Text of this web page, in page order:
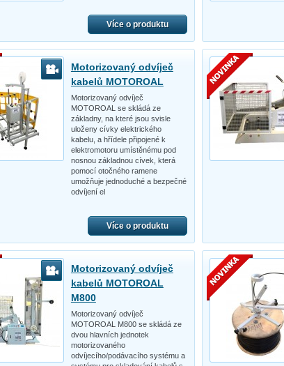
Více o produktu
Motorizovaný odvíječ
kabelů MOTOROAL
Motorizovaný odvíječ
MOTOROAL se skládá ze
základny, na které jsou svisle
uloženy cívky elektrického
kabelu, a hřídele připojené k
elektromotoru umístěnému pod
nosnou základnou cívek, která
pomocí otočného ramene
umožňuje jednoduché a bezpečné
odvíjení el
Více o produktu
Motorizovaný odvíječ
kabelů MOTOROAL
M800
Motorizovaný odvíječ
MOTOROAL M800 se skládá ze
dvou hlavních jednotek
motorizovaného
odvíjecího/podávacího systému a